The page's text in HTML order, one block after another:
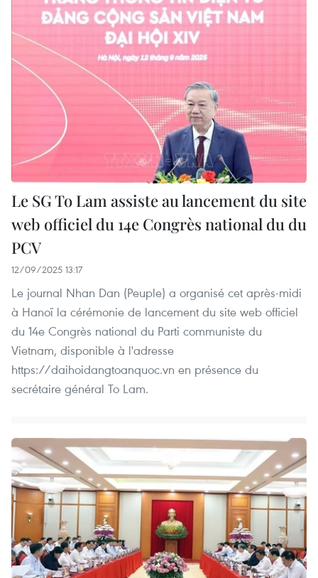
Le SG To Lam assiste au lancement du site
web officiel du 14e Congrès national du du
PCV
12/09/2025 13:17
Le journal Nhan Dan (Peuple) a organisé cet après-midi
à Hanoï la cérémonie de lancement du site web officiel
du 14e Congrès national du Parti communiste du
Vietnam, disponible à l'adresse
https://daihoidangtoanquoc.vn en présence du
secrétaire général To Lam.